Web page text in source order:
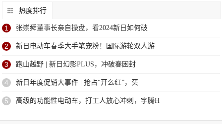
热度排行
1 张崇舜董事长亲自操盘，看2024新日如何破
2 新日电动车春季大手笔宠粉！国际游轮双人游
3 跑山越野 | 新日幻影PLUS，冲破春困封
4 新日年度促销大事件 | 抢占“开么红”，买
5 高级的功能性电动车，打工人放心冲刺，宇腾H